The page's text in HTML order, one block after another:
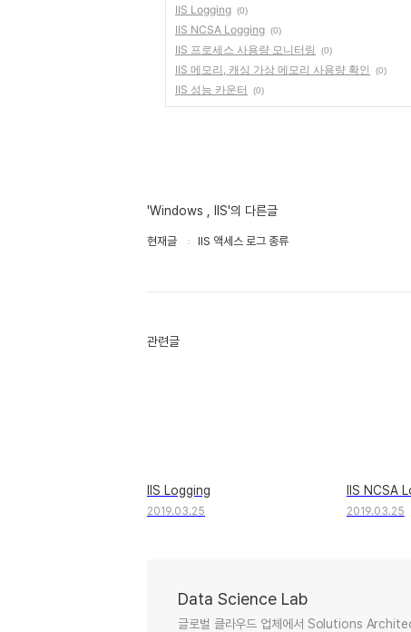
IIS Logging (0)
IIS NCSA Logging (0)
IIS 프로세스 사용량 모니터링 (0)
IIS 메모리, 캐싱 가상 메모리 사용량 확인 (0)
IIS 성능 카운터 (0)
'Windows , IIS'의 다른글
현재글 IIS 액세스 로그 종류
관련글
IIS Logging
2019.03.25
IIS NCSA
2019.03.25
Data Science Lab
글로벌 클라우드 업체에서 Solutions